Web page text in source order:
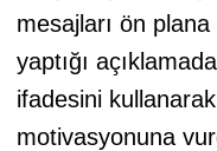
mesajları ön plana
yaptığı
ifadesini
motivasyonuna